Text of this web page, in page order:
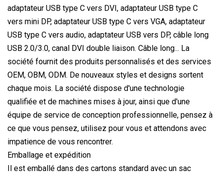
adaptateur USB type C vers DVI, adaptateur USB type C
vers mini DP, adaptateur USB type C vers VGA, adaptateur
USB type C vers audio, adaptateur USB vers DP, câble long
USB 2.0/3.0, canal DVI double liaison. Câble long... La
société fournit des produits personnalisés et des services
OEM, OBM, ODM. De nouveaux styles et designs sortent
chaque mois. La société dispose d'une technologie
qualifiée et de machines mises à jour, ainsi que d'une
équipe de service de conception professionnelle, pensez à
ce que vous pensez, utilisez pour vous et attendons avec
impatience de vous rencontrer.
Emballage et expédition
Il est emballé dans des cartons standard avec un sac